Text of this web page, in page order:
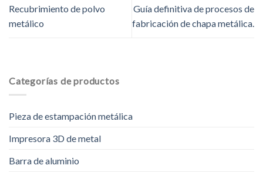
Recubrimiento de polvo
metálico
Guía definitiva de procesos de
fabricación de chapa metálica.
Categorías de productos
Pieza de estampación metálica
Impresora 3D de metal
Barra de aluminio